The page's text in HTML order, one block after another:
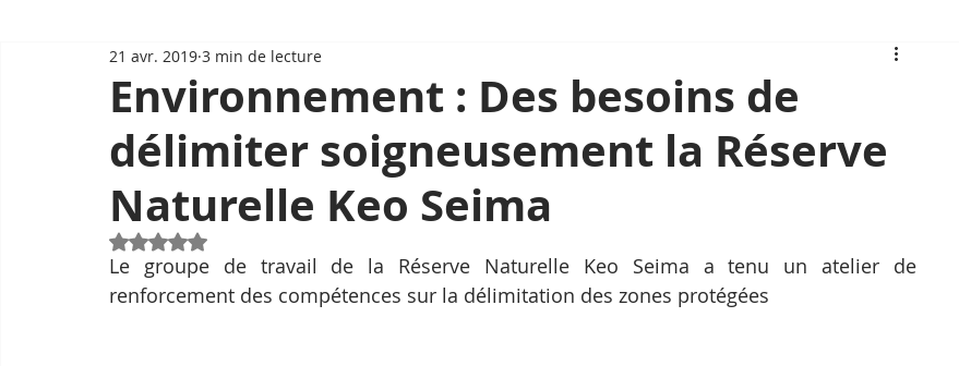
Environnement : Des besoins de
délimiter soigneusement la Réserve
Naturelle Keo Seima
21 avr. 2019 3 min de lecture
Noté NaN étoiles sur 5.
Le groupe de travail de la Réserve Naturelle Keo Seima a tenu un atelier de
renforcement des compétences sur la délimitation des zones protégées